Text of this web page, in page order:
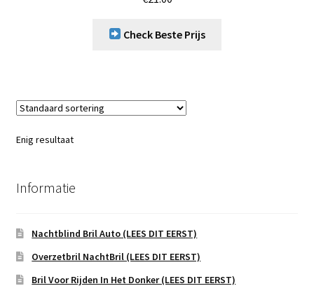
Check Beste Prijs
Enig resultaat
Informatie
Nachtblind Bril Auto (LEES DIT EERST)
Overzetbril NachtBril (LEES DIT EERST)
Bril Voor Rijden In Het Donker (LEES DIT EERST)